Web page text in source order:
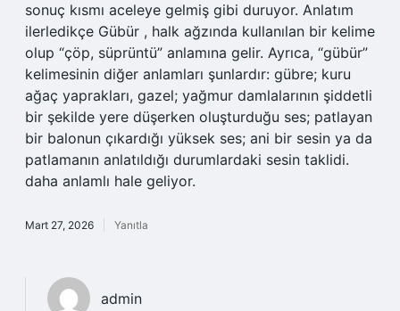
sonuç kısmı aceleye gelmiş gibi duruyor. Anlatım
ilerledikçe Gübür , halk ağzında kullanılan bir kelime
olup “çöp, süprüntü” anlamına gelir. Ayrıca, “gübür”
kelimesinin diğer anlamları şunlardır: gübre; kuru
ağaç yaprakları, gazel; yağmur damlalarının şiddetli
bir şekilde yere düşerken oluşturduğu ses; patlayan
bir balonun çıkardığı yüksek ses; ani bir sesin ya da
patlamanın anlatıldığı durumlardaki sesin taklidi.
daha anlamlı hale geliyor.
Mart 27, 2026 Yanıtla
admin